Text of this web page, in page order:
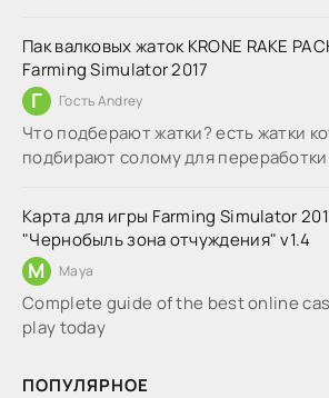
Пак валковых жаток KRONE RAKE
Farming Simulator 2017
Г Гость Andrey
Что подберают жатки? есть жатки
подбирают солому для переработки
Карта для игры Farming Simulator
"Чернобыль зона отчуждения" v1.4
M Maya
Complete guide of the best online
play today
ПОПУЛЯРНОЕ